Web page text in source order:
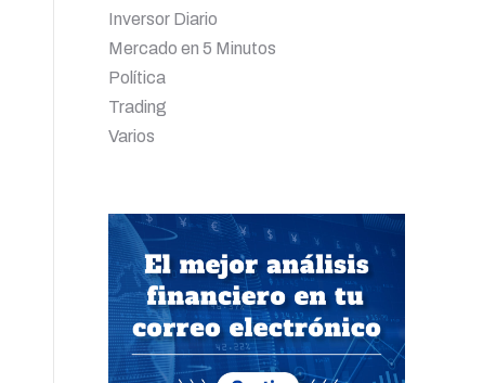
Inversor Diario
Mercado en 5 Minutos
Política
Trading
Varios